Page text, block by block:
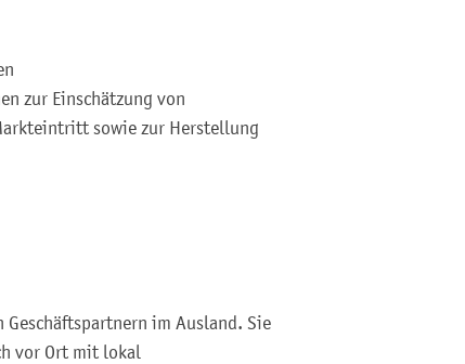
zur Einschätzung von
sowie zur Herstellung
im Ausland. Sie
vor Ort mit lokal